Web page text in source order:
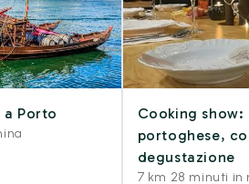
Porto
Cooking
portoghese,
degustazione
7 km 28 minuti in